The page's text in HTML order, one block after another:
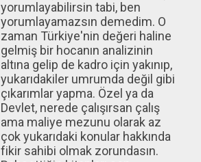
yorumlayabilirsin tabi, ben
yorumlayamazsın demedim. O
zaman Türkiye'nin değeri haline
gelmiş bir hocanın analizinin
altına gelip de kadro için yakınıp,
yukarıdakiler umrumda değil gibi
çıkarımlar yapma. Özel ya da
Devlet, nerede çalışırsan çalış
ama maliye mezunu olarak az
çok yukarıdaki konular hakkında
fikir sahibi olmak zorundasın.